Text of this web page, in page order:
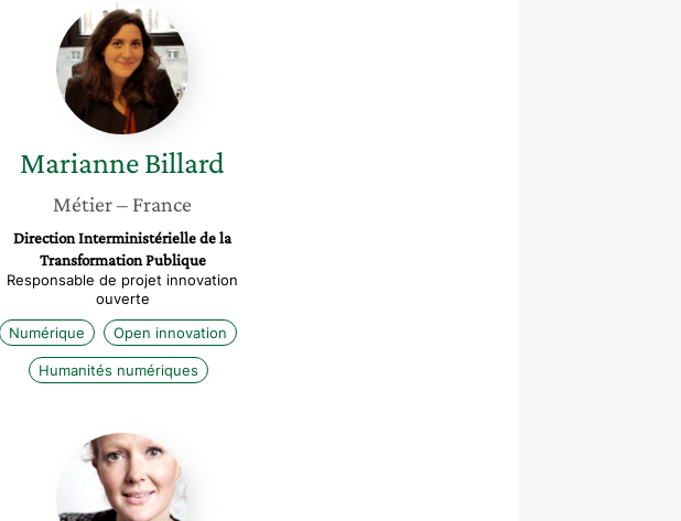
Marianne
Billard
MarianneBillard
Métier– France
Direction Interministérielle de la
Transformation Publique
Responsable de projet innovation
ouverte
Numérique
Open innovation
Humanités numériques
Emma
Letellier